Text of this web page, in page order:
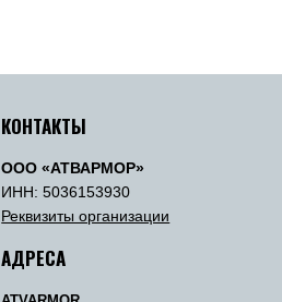
КОНТАКТЫ
ООО «АТВАРМОР»
ИНН: 5036153930
Реквизиты организации
АДРЕСА